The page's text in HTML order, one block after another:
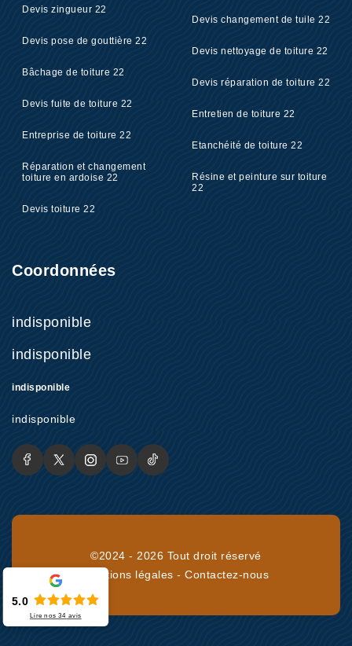
Devis zingueur 22
Devis pose de gouttière 22
Bâchage de toiture 22
Devis fuite de toiture 22
Entreprise de toiture 22
Réparation et changement
toiture en ardoise 22
Devis toiture 22
Devis changement de tuile 22
Devis nettoyage de toiture 22
Devis réparation de toiture 22
Entretien de toiture 22
Etanchéité de toiture 22
Résine et peinture sur toiture
22
Coordonnées
indisponible
indisponible
indisponible
indisponible
©2024 - 2026 Tout droit réservé
Mentions légales -Contactez-nous
5.0
Lire nos34 avis